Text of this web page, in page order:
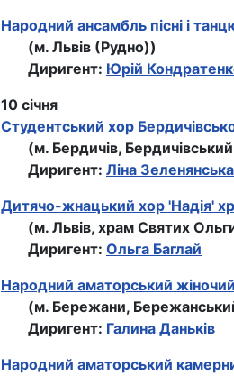
Народний ансамбль пісні і
(м. Львів (Рудно))
Диригент: Юрiй
10 січня
Студентський хор
(м. Бердичів,
Диригент: Ліна Зеленянська
Дитячо-жнацький хор 'Надія'
(м. Львів, храм Святих
Диригент: Ольга Баглай
Народний аматорський
(м. Бережани,
Диригент: Галина Даньків
Народний аматорський